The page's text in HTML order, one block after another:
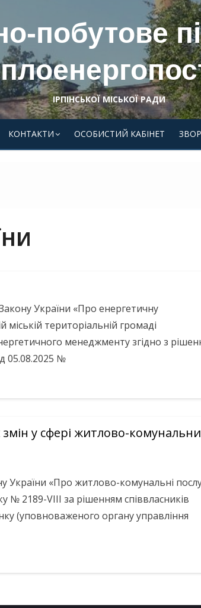
побутове
ІРПІНСЬКОЇ МІСЬКОЇ РАДИ
КОНТАКТИ ОСОБИСТИЙ КАБІНЕТ
України «Про енергетичну
міській територіальній громаді
менеджменту згідно з
05.08.2025 №
у сфері житлово-
України «Про житлово-комунальні
№ 2189-VIII за рішенням співвласників
(уповноваженого органу управління